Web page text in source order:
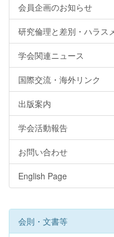
会員企画のお知らせ
研究倫理と差別・ハラス
学会関連ニュース
国際交流・海外リンク
出版案内
学会活動報告
お問い合わせ
English Page
会則・文書等